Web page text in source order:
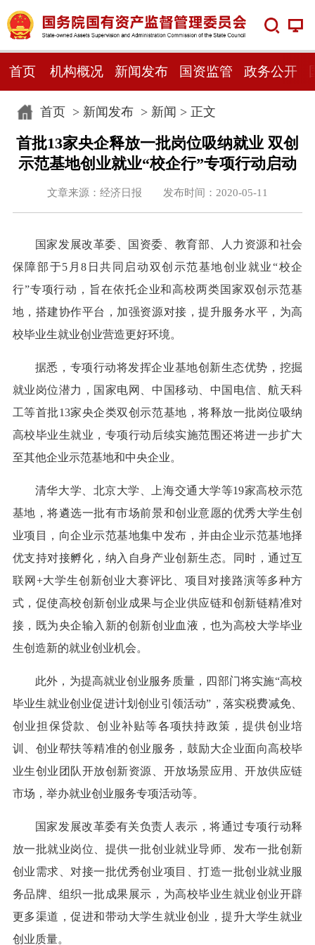
首页 机构概况 新闻发布 国资监管 政务公开
首页> 新闻发布> 新闻 > 正文
首批13家央企释放一批岗位吸纳就业 双创
示范基地创业就业“校企行”专项行动启动
文章来源：经济日报 发布时间：2020-05-11
国家发展改革委、国资委、教育部、人力资源和社会
保障部于5月8日共同启动双创示范基地创业就业“校企
行”专项行动，旨在依托企业和高校两类国家双创示范基
地，搭建协作平台，加强资源对接，提升服务水平，为高
校毕业生就业创业营造更好环境。
据悉，专项行动将发挥企业基地创新生态优势，挖掘
就业岗位潜力，国家电网、中国移动、中国电信、航天科
工等首批13家央企类双创示范基地，将释放一批岗位吸纳
高校毕业生就业，专项行动后续实施范围还将进一步扩大
至其他企业示范基地和中央企业。
清华大学、北京大学、上海交通大学等19家高校示范
基地，将遴选一批有市场前景和创业意愿的优秀大学生创
业项目，向企业示范基地集中发布，并由企业示范基地择
优支持对接孵化，纳入自身产业创新生态。同时，通过互
联网+大学生创新创业大赛评比、项目对接路演等多种方
式，促使高校创新创业成果与企业供应链和创新链精准对
接，既为央企输入新的创新创业血液，也为高校大学毕业
生创造新的就业创业机会。
此外，为提高就业创业服务质量，四部门将实施“高校
毕业生就业创业促进计划创业引领活动”，落实税费减免、
创业担保贷款、创业补贴等各项扶持政策，提供创业培
训、创业帮扶等精准的创业服务，鼓励大企业面向高校毕
业生创业团队开放创新资源、开放场景应用、开放供应链
市场，举办就业创业服务专项活动等。
国家发展改革委有关负责人表示，将通过专项行动释
放一批就业岗位、提供一批创业就业导师、发布一批创新
创业需求、对接一批优秀创业项目、打造一批创业就业服
务品牌、组织一批成果展示，为高校毕业生就业创业开辟
更多渠道，促进和带动大学生就业创业，提升大学生就业
创业质量。